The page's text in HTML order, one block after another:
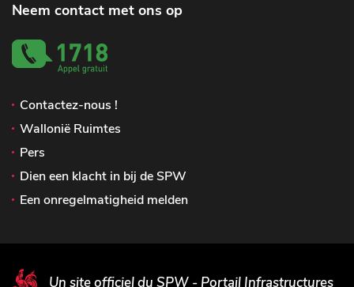
Neem contact met ons op
Contactez-nous !
Wallonië Ruimtes
Pers
Dien een klacht in bij de SPW
Een onregelmatigheid melden
Un site officiel du SPW - Portail Infrastructures